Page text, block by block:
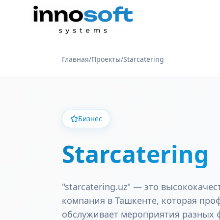
Главная/Проекты/Starcatering
Бизнес
Starcatering
"starcatering.uz" — это
компания в Ташкенте, которая
обслуживает мероприятия разных